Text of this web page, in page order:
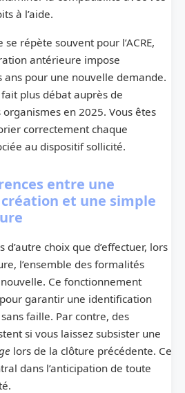
à l’aide.
répète souvent pour l’ACRE,
antérieure impose
ans pour une nouvelle demande.
plus débat auprès de
organismes en 2025. Vous êtes
correctement chaque
au dispositif sollicité.
entre une
et une simple
d’autre choix que d’effectuer, lors
l’ensemble des formalités
Ce fonctionnement
pour garantir une identification
faille. Par contre, des
si vous laissez subsister une
lors de la clôture précédente. Ce
dans l’anticipation de toute